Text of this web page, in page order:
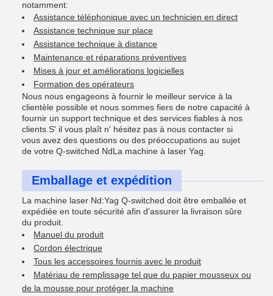
notamment:
Assistance téléphonique avec un technicien en direct
Assistance technique sur place
Assistance technique à distance
Maintenance et réparations préventives
Mises à jour et améliorations logicielles
Formation des opérateurs
Nous nous engageons à fournir le meilleur service à la
clientèle possible et nous sommes fiers de notre capacité à
fournir un support technique et des services fiables à nos
clients.S' il vous plaît n' hésitez pas à nous contacter si
vous avez des questions ou des préoccupations au sujet
de votre Q-switched NdLa machine à laser Yag.
Emballage et expédition
La machine laser Nd:Yag Q-switched doit être emballée et
expédiée en toute sécurité afin d'assurer la livraison sûre
du produit.
Manuel du produit
Cordon électrique
Tous les accessoires fournis avec le produit
Matériau de remplissage tel que du papier mousseux ou
de la mousse pour protéger la machine